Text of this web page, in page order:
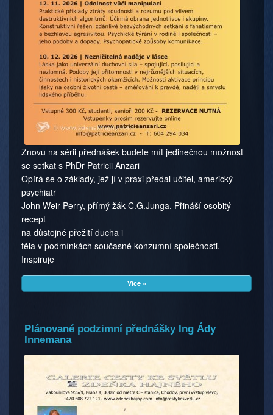
Znovu na sérii přednášek budete mít jedinečnou možnost
se setkat s PhDr Patricii Anzari
Opírá se o základy, jež jí v praxi předal učitel, americký
psychiatr
John Weir Perry, přímý žák C.G.Junga. Přináší osobitý
recept
na důstojné přežití ducha i
těla v podmínkách současné konzumní společnosti.
Inspiruje
Více »
Plánované podzimní přednášky Ing Ády
Innemana